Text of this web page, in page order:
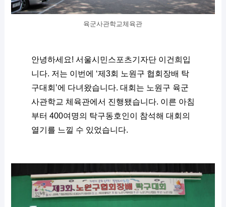
육군사관학교체육관
안녕하세요! 서울시민스포츠기자단 이건희입
니다. 저는 이번에 ‘제3회 노원구 협회장배 탁
구대회’에 다녀왔습니다. 대회는 노원구 육군
사관학교 체육관에서 진행됐습니다. 이른 아침
부터 400여명의 탁구동호인이 참석해 대회의
열기를 느낄 수 있었습니다.